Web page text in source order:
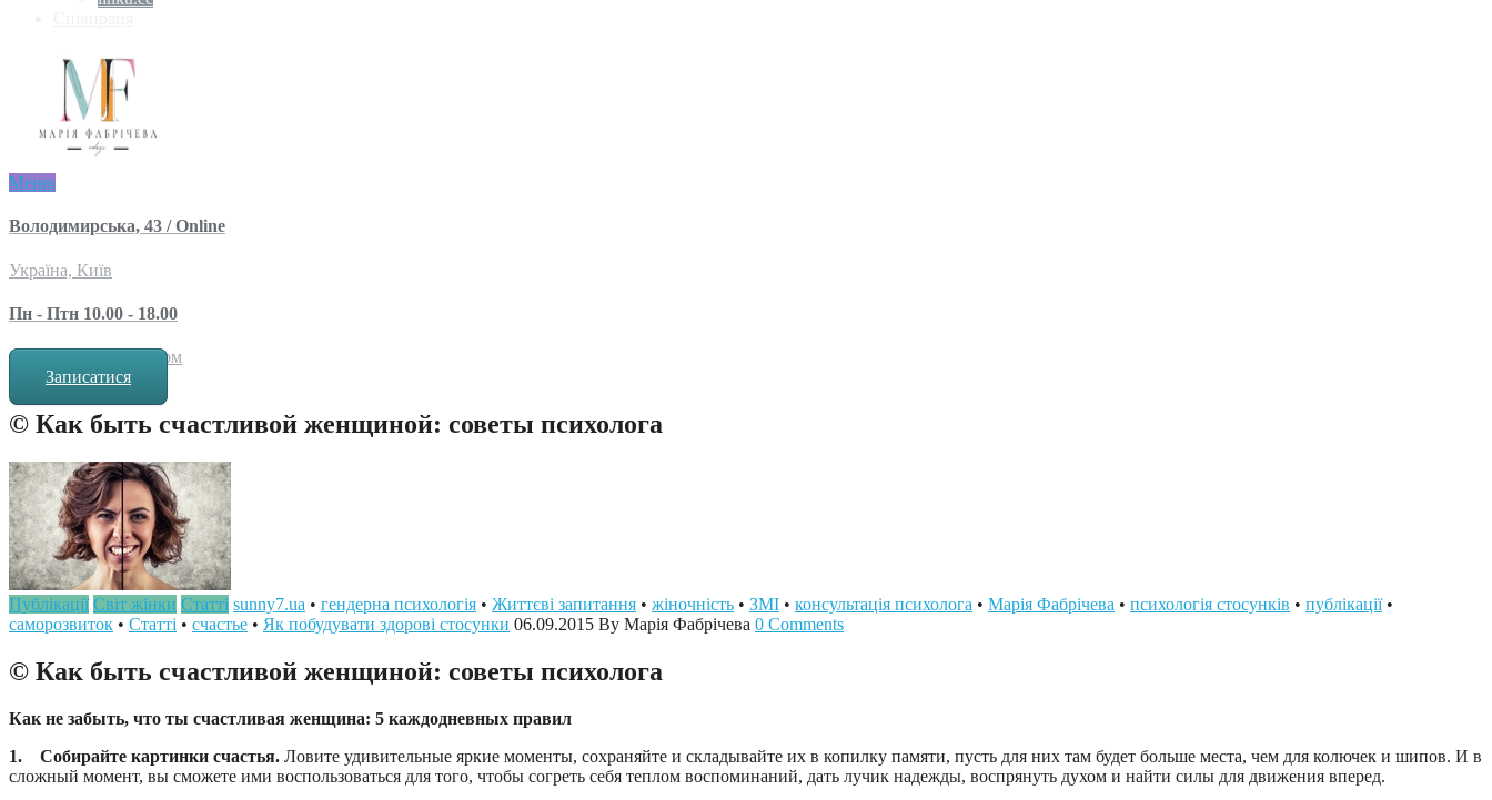
Меню
Володимирська, 43 / Online
Україна, Київ
Пн - Птн 10.00 - 18.00
за попереднім записом
Записатися
© Как быть счастливой женщиной: советы психолога
Публікації Світ жінки Статті sunny7.ua • гендерна психологія • Життєві запитання • жіночність • ЗМІ • консультація психолога • Марія Фабрічева • психологія стосунків • публікації•
саморозвиток • Статті • счастье • Як побудувати здорові стосунки 06.09.2015 By Марія Фабрічева 0 Comments
© Как быть счастливой женщиной: советы психолога
Как не забыть, что ты счастливая женщина: 5 каждодневных правил
1. Собирайте картинки счастья. Ловите удивительные яркие моменты, сохраняйте и складывайте их в копилку памяти, пусть для них там будет больше места, чем для колючек и шипов. И в
сложный момент, вы сможете ими воспользоваться для того, чтобы согреть себя теплом воспоминаний, дать лучик надежды, воспрянуть духом и найти силы для движения вперед.